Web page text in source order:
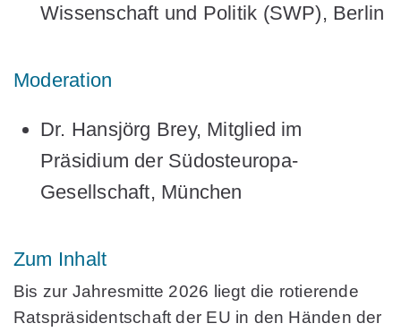
Wissenschaft und Politik (SWP), Berlin
Moderation
Dr. Hansjörg Brey, Mitglied im
Präsidium der Südosteuropa-
Gesellschaft, München
Zum Inhalt
Bis zur Jahresmitte 2026 liegt die rotierende
Ratspräsidentschaft der EU in den Händen der